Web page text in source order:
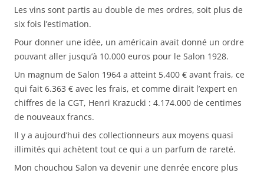
Les vins sont partis au double de mes ordres, soit plus de
six fois l’estimation.
Pour donner une idée, un américain avait donné un ordre
pouvant aller jusqu’à 10.000 euros pour le Salon 1928.
Un magnum de Salon 1964 a atteint 5.400 € avant frais, ce
qui fait 6.363 € avec les frais, et comme dirait l’expert en
chiffres de la CGT, Henri Krazucki : 4.174.000 de centimes
de nouveaux francs.
Il y a aujourd’hui des collectionneurs aux moyens quasi
illimités qui achètent tout ce qui a un parfum de rareté.
Mon chouchou Salon va devenir une denrée encore plus